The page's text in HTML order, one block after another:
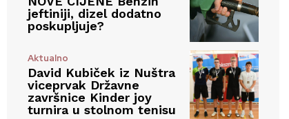
jeftiniji, dizel dodatno
poskupljuje?
Aktualno
David Kubiček iz Nuštra
viceprvak Državne
završnice Kinder joy
turnira u stolnom tenisu